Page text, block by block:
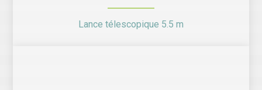
Lance télescopique 5.5 m